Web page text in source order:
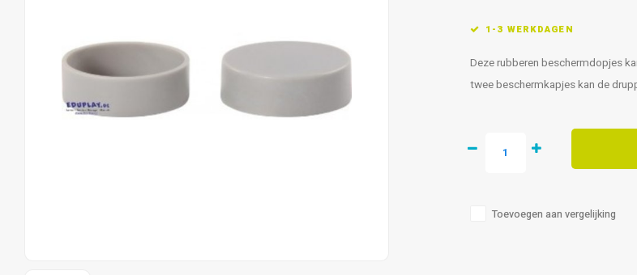
1-3 WERKDAGEN
Deze rubberen beschermdopjes
twee beschermkapjes kan de
Toevoegen aan vergelijking